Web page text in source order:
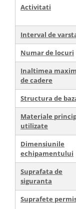
Activitati
Interval de
Numar de locuri
Inaltimea
de cadere
Structura de
Materiale
utilizate
Dimensiunile
echipamentului
Suprafata de
siguranta
Suprafete